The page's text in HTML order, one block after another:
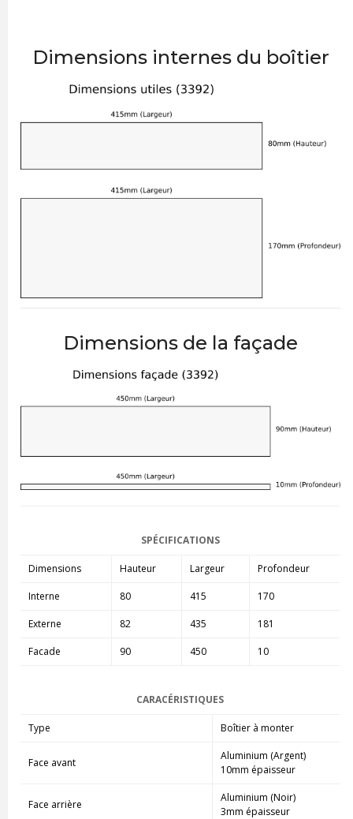
Dimensions internes du boîtier
Dimensions de la façade
SPÉCIFICATIONS
Dimensions Hauteur Largeur Profondeur
Interne 80 415 170
Externe 82 435 181
Facade 90 450 10
CARACÉRISTIQUES
Type Boîtier à monter
Face avant
Aluminium (Argent)
10mm épaisseur
Face arrière
Aluminium (Noir)
3mm épaisseur